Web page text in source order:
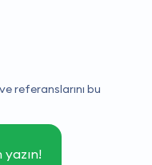
referanslarını bu